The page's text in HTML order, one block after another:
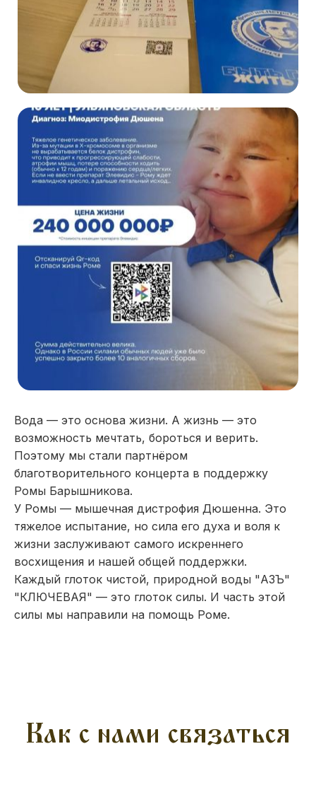
Вода — это основа жизни. А жизнь — это
возможность мечтать, бороться и верить.
Поэтому мы стали партнёром
благотворительного концерта в поддержку
Ромы Барышникова.
У Ромы — мышечная дистрофия Дюшенна. Это
тяжелое испытание, но сила его духа и воля к
жизни заслуживают самого искреннего
восхищения и нашей общей поддержки.
Каждый глоток чистой, природной воды "АЗЪ"
"КЛЮЧЕВАЯ" — это глоток силы. И часть этой
силы мы направили на помощь Роме.
Как с нами связаться